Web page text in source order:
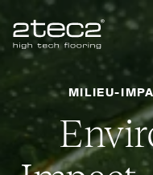
Primary
MILIEU-